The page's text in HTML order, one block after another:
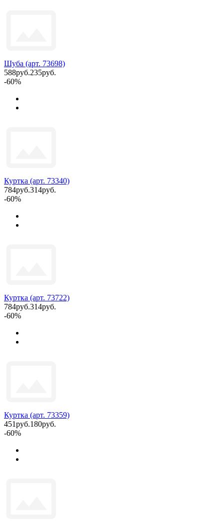
Шуба (арт. 73698)
588руб.235руб.
-60%
Куртка (арт. 73340)
784руб.314руб.
-60%
Куртка (арт. 73722)
784руб.314руб.
-60%
Куртка (арт. 73359)
451руб.180руб.
-60%